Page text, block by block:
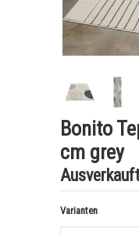
Bonito
cm grey
Varianten